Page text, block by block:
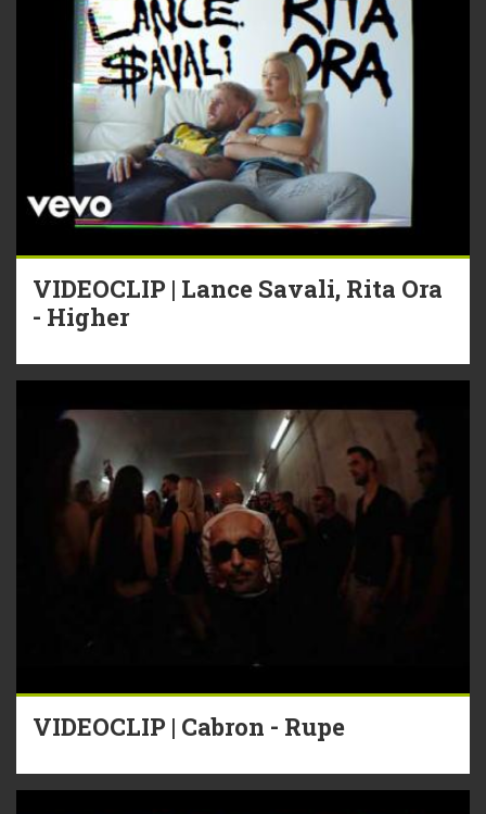
VIDEOCLIP | Lance Savali, Rita Ora
- Higher
VIDEOCLIP | Cabron - Rupe